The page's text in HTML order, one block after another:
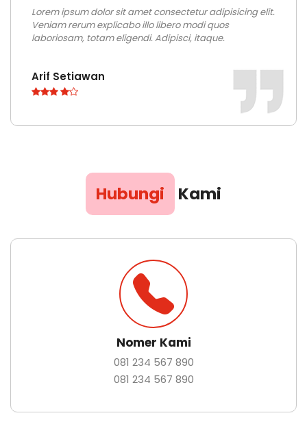
Lorem ipsum dolor sit amet consectetur adipisicing elit.
Veniam rerum explicabo illo libero modi quos
laboriosam, totam eligendi. Adipisci, itaque.
Arif Setiawan
Hubungi Kami
Nomer Kami
081 234 567 890
081 234 567 890